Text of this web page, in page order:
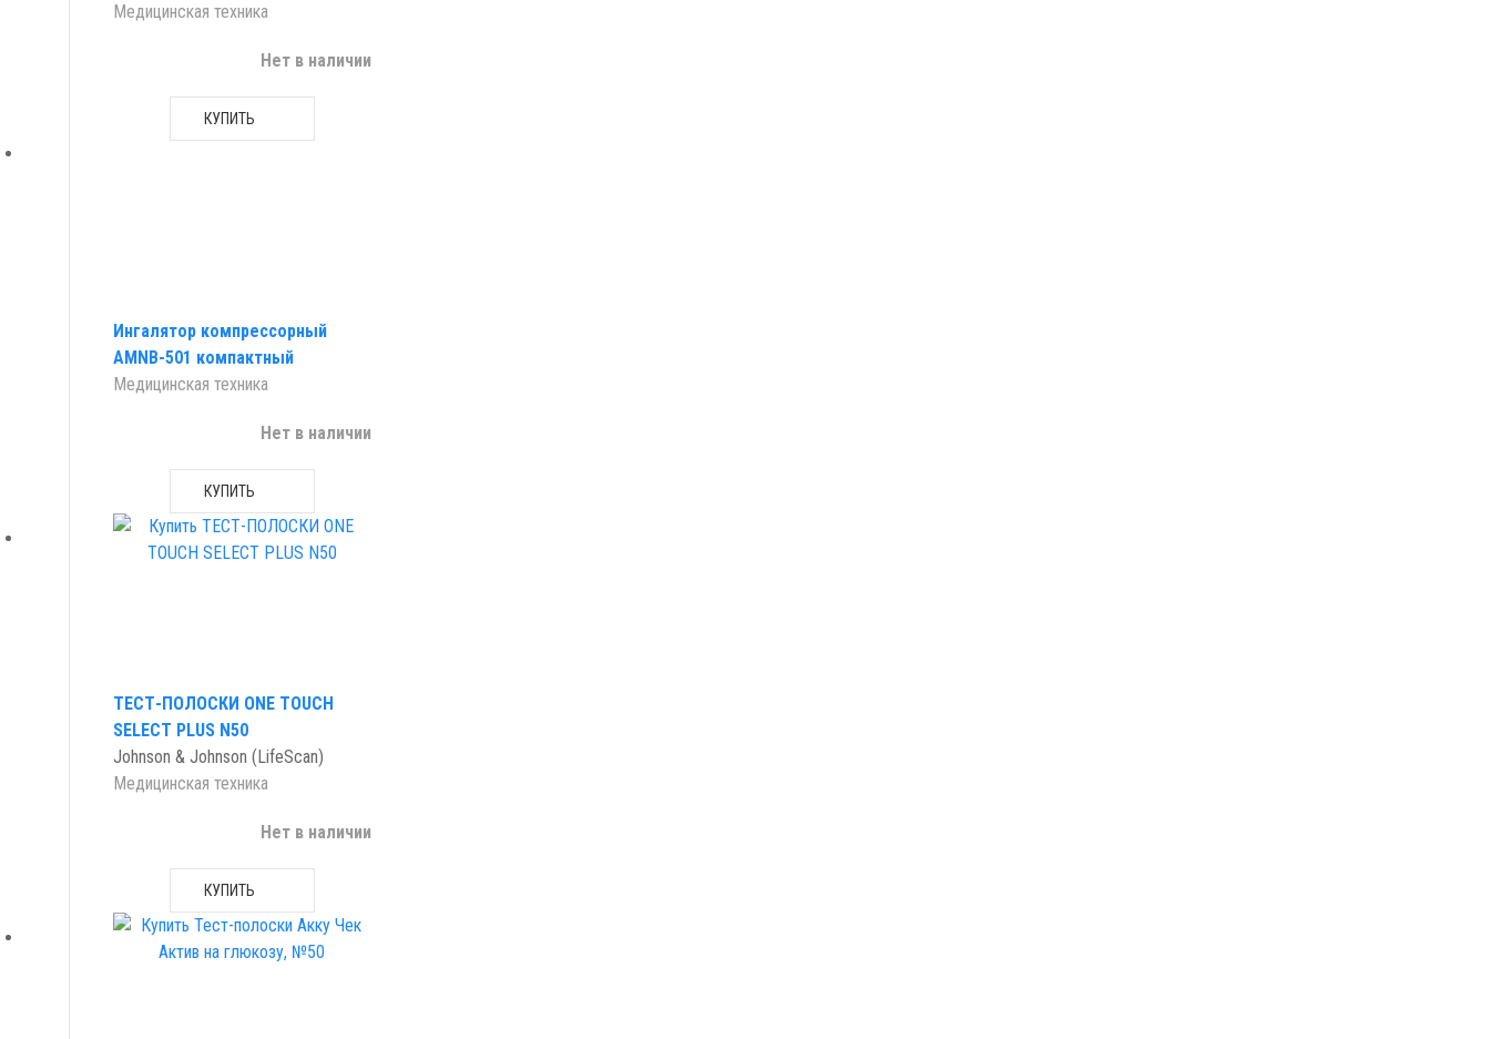
Медицинская техника
Нет в наличии
КУПИТЬ
Ингалятор компрессорный
AMNB-501 компактный
Медицинская техника
Нет в наличии
КУПИТЬ
ТЕСТ-ПОЛОСКИ ONE TOUCH
SELECT PLUS N50
Johnson & Johnson (LifeScan)
Медицинская техника
Нет в наличии
КУПИТЬ